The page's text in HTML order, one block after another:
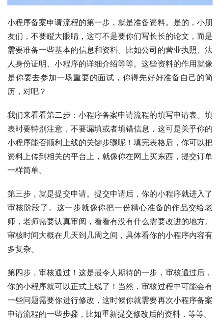
小程序备案申请流程的第一步，就是准备资料。是的，小朋
友们，不要瞪大眼睛，这可不是要你们写长长的论文，而是
需要准备一些基本的信息和资料。比如公司的营业执照、法
人身份证明、小程序的详细介绍等等。这些资料的作用就像
是你要去参加一场重要的面试，你得先好好准备自己的简
历，对吧？
我们来看看第二步：小程序备案申请流程的填写申请表。填
表时要特别注意，不要漏填或者填错信息，这可是关乎你的
小程序能否顺利上线的关键步骤呢！填完表格后，你可以把
资料上传到相关的平台上，就像你在网上买东西，提交订单
一样简单。
第三步，就是提交申请。提交申请后，你的小程序就进入了
审核阶段了。这一步就像你把一份精心准备的作品交给老
师，老师需要认真审阅，看看有没有什么需要改进的地方。
审核时间大概在几天到几周之间，具体看你的小程序内容有
多复杂。
第四步，审核通过！这是最令人期待的一步，审核通过后，
你的小程序就可以正式上线了！当然，审核过程中可能会有
一些问题需要你进行修改，这时候你就需要再次小程序备案
申请流程的一些步骤，比如重新提交修改后的资料，等等。